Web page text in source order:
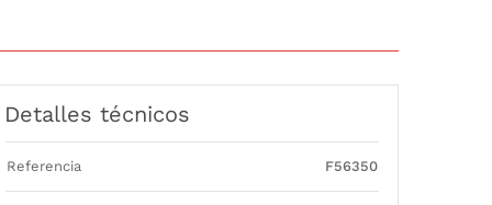
Detalles técnicos
Referencia F56350